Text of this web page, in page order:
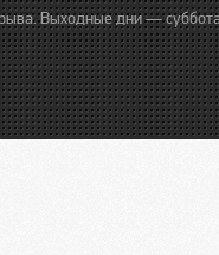
Выходные дни —